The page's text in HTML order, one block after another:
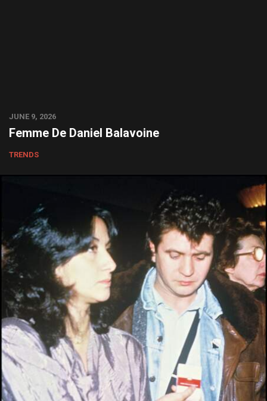
JUNE 9, 2026
Femme De Daniel Balavoine
TRENDS